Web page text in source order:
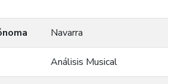
Navarra
Análisis Musical